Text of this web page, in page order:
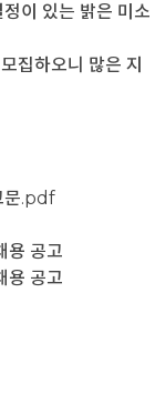
이 있는 밝은 미소
집하오니 많은 지
문.pdf
용 공고
용 공고